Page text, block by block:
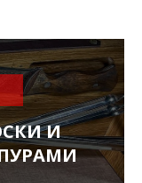
И